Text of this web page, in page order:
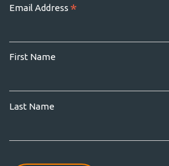
Email Address *
First Name
Last Name